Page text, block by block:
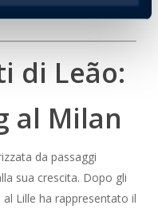
di Leão:
al Milan
da passaggi
sua crescita. Dopo gli
Lille ha rappresentato il